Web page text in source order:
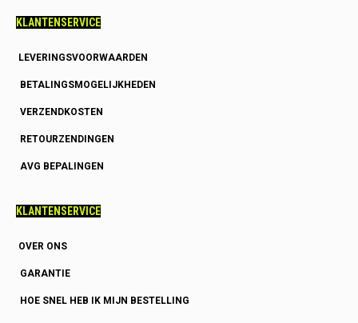
KLANTENSERVICE
LEVERINGSVOORWAARDEN
BETALINGSMOGELIJKHEDEN
VERZENDKOSTEN
RETOURZENDINGEN
AVG BEPALINGEN
KLANTENSERVICE
OVER ONS
GARANTIE
HOE SNEL HEB IK MIJN BESTELLING